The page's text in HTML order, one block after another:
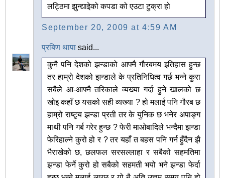
लट्ठिमा झुन्द्याइेको कपडा को एउटा टुक्रा हो
September 20, 2009 at 4:59 AM
प्रबिण थापा said...
कुनै पनि देशको झन्डाको आफ्नै गौरबमय इतिहास हुन्छ
तर हाम्रो देशको झन्डाले के प्रतिनिधित्व गर्छ भन्ने कुरा
सबैले आ-आफ्नै तरिकाले व्यख्या गर्दा हुने खालको छ
खोइ कहाँ छ यसको सही व्यख्या ? हो मलाई पनि गौरब छ
हाम्रो राष्टृय झन्डा प्रती तर के युनिक छ भनेर अपाङ्ग
माथी पनि गर्ब गरेर हुन्छ ? फेरी माओबादिले भन्दैमा झन्डा
फेरिहाल्ने कुरो हो र ? तर यहाँ त बहस पनि गर्न हुँदैन झै
भैराखेको छ, छलफल सरसल्लाहा र सबैको सहमतिमा
झन्डा फेर्ने कुरो हो सबैको सहमती भयो भने झन्डा फेर्दा